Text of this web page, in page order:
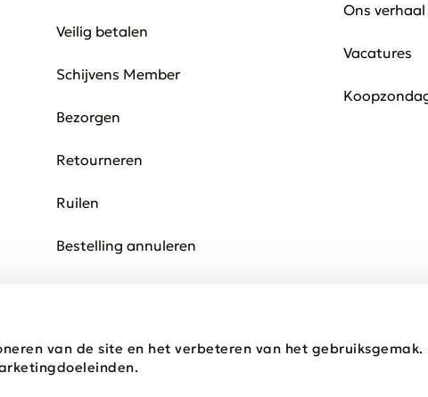
van de site en het verbeteren van het
Veilig betalen
Schijvens Member
Bezorgen
Retourneren
Ruilen
Bestelling annuleren
Ons verhaal
Vacatures